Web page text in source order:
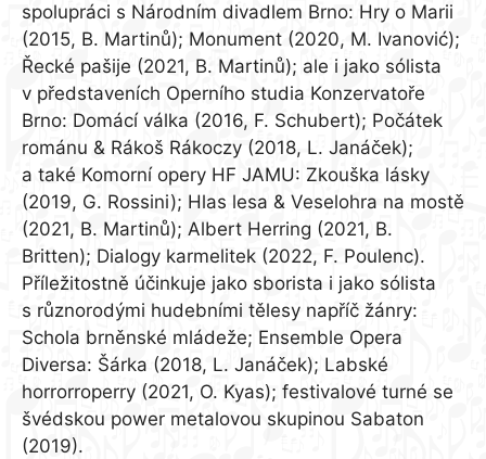
spolupráci s Národním divadlem Brno: Hry o Marii
(2015, B. Martinů); Monument (2020, M. Ivanović);
Řecké pašije (2021, B. Martinů); ale i jako sólista
v představeních Operního studia Konzervatoře
Brno: Domácí válka (2016, F. Schubert); Počátek
románu & Rákoš Rákoczy (2018, L. Janáček);
a také Komorní opery HF JAMU: Zkouška lásky
(2019, G. Rossini); Hlas lesa & Veselohra na mostě
(2021, B. Martinů); Albert Herring (2021, B.
Britten); Dialogy karmelitek (2022, F. Poulenc).
Příležitostně účinkuje jako sborista i jako sólista
s různorodými hudebními tělesy napříč žánry:
Schola brněnské mládeže; Ensemble Opera
Diversa: Šárka (2018, L. Janáček); Labské
horrorroperry (2021, O. Kyas); festivalové turné se
švédskou power metalovou skupinou Sabaton
(2019).